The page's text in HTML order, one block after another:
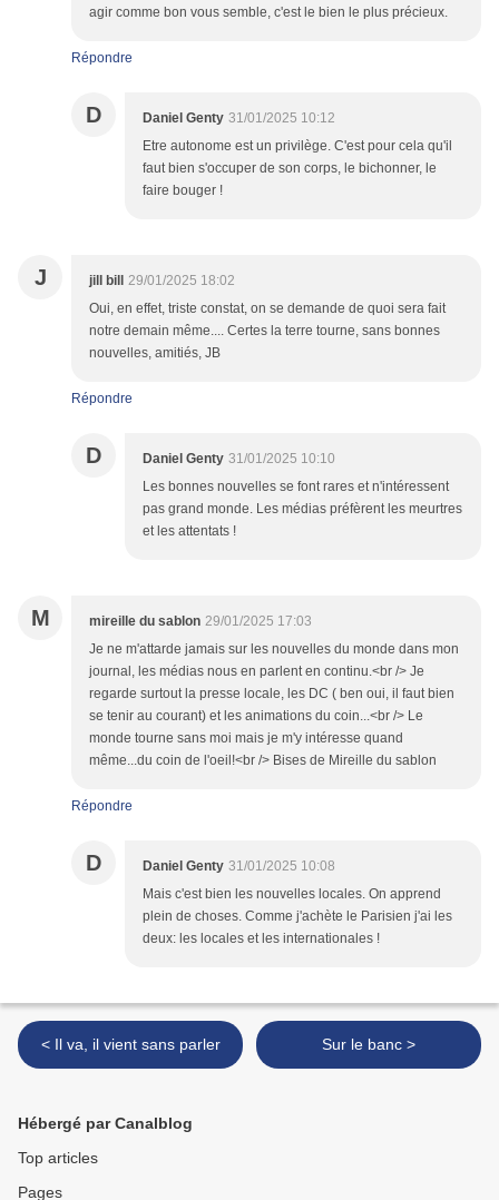
agir comme bon vous semble, c'est le bien le plus précieux.
Répondre
D Daniel Genty 31/01/2025 10:12
Etre autonome est un privilège. C'est pour cela qu'il
faut bien s'occuper de son corps, le bichonner, le
faire bouger !
J jill bill
29/01/2025 18:02
Oui, en effet, triste constat, on se demande de quoi sera fait
notre demain même.... Certes la terre tourne, sans bonnes
nouvelles, amitiés, JB
Répondre
D Daniel Genty 31/01/2025 10:10
Les bonnes nouvelles se font rares et n'intéressent
pas grand monde. Les médias préfèrent les meurtres
et les attentats !
M mireille du sablon 29/01/2025 17:03
Je ne m'attarde jamais sur les nouvelles du monde dans mon
journal, les médias nous en parlent en continu.<br /> Je
regarde surtout la presse locale, les DC ( ben oui, il faut bien
se tenir au courant) et les animations du coin...<br /> Le
monde tourne sans moi mais je m'y intéresse quand
même...du coin de l'oeil!<br /> Bises de Mireille du sablon
Répondre
D Daniel Genty 31/01/2025 10:08
Mais c'est bien les nouvelles locales. On apprend
plein de choses. Comme j'achète le Parisien j'ai les
deux: les locales et les internationales !
< Il va, il vient sans parler Sur le banc >
Hébergé par Canalblog
Top articles
Pages